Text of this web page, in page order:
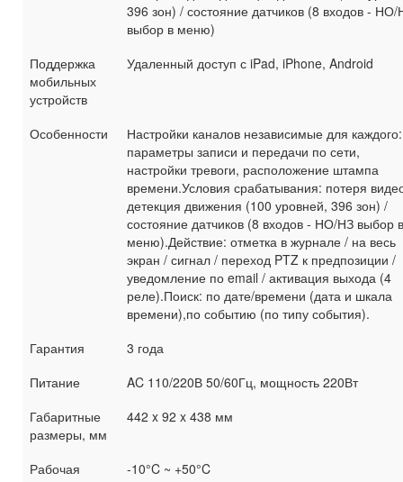
396 зон) / состояние датчиков (8 входов - НО/
выбор в меню)
Поддержка
мобильных
устройств
Удаленный доступ с iPad, iPhone, Android
Особенности
Настройки каналов независимые для каждого:
параметры записи и передачи по сети,
настройки тревоги, расположение штампа
времени.Условия срабатывания: потеря
детекция движения (100 уровней, 396 зон) /
состояние датчиков (8 входов - НО/НЗ выбор в
меню).Действие: отметка в журнале / на весь
экран / сигнал / переход PTZ к предпозиции /
уведомление по email / активация выхода (4
реле).Поиск: по дате/времени (дата и шкала
времени),по событию (по типу события).
Гарантия
3 года
Питание
AC 110/220В 50/60Гц, мощность 220Вт
Габаритные
размеры, мм
442 x 92 x 438 мм
Рабочая
-10°C ~ +50°C